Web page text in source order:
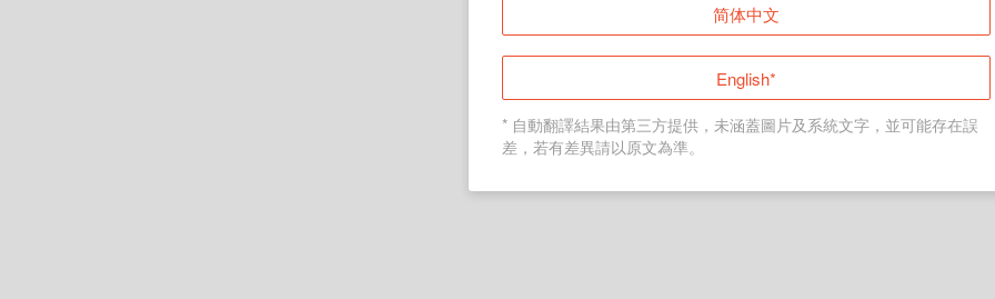
返回首頁
简体中文
English*
* 自動翻譯結果由第三方提供，未涵蓋圖片及系統文字，並可能存在誤
差，若有差異請以原文為準。